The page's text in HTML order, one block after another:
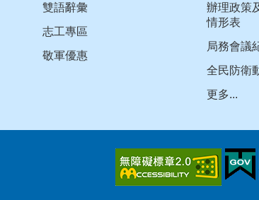
雙語辭彙
志工專區
敬軍優惠
辦理政策
情形表
局務會議
全民防衛
更多...